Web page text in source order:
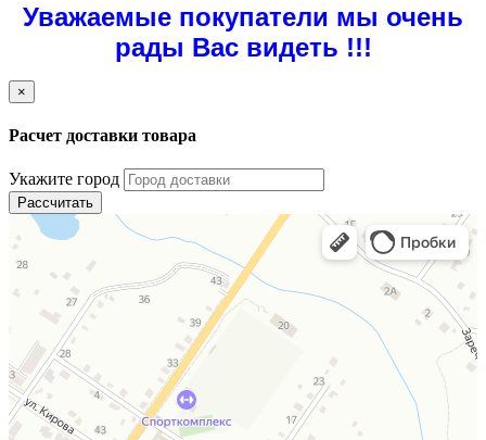
Уважаемые покупатели мы очень
рады Вас видеть !!!
×
Расчет доставки товара
Укажите город
Рассчитать